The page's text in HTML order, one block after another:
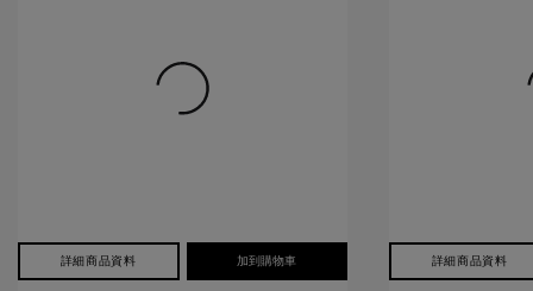
詳細商品資料 加到購物車 詳細商品資料